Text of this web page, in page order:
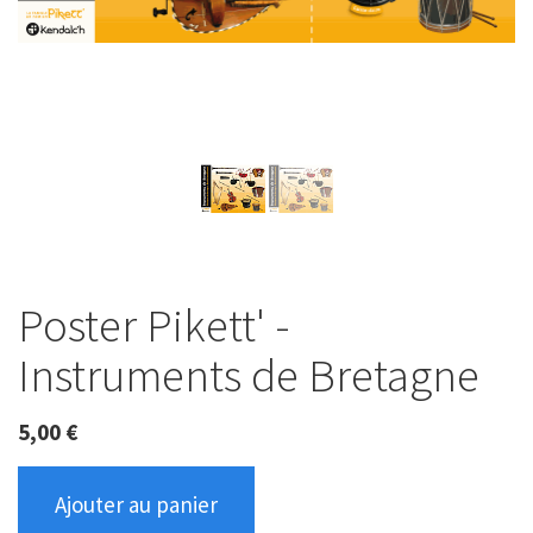
Poster Pikett' -
Instruments de Bretagne
5,00 €
Ajouter au panier